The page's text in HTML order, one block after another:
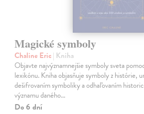
Magické symboly
Chaline Eric| Kniha
Objavte najvýznamnejšie symboly sveta
lexikónu. Kniha objasňuje symboly z histórie,
dešifrovaním symboliky a odhaľovaním
významu daného…
Do 6 dní